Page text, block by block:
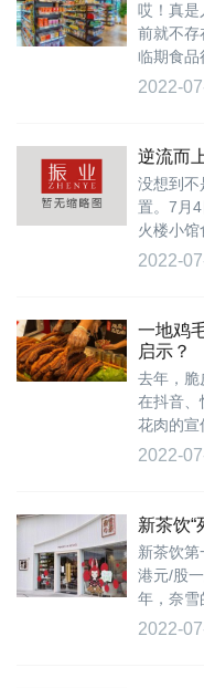
哎！真是
前就不存
临期食品
5条视频
2022-
逆流而
没想到不
置。7月
火楼小
者，听说
2022-
一地鸡
启示？
去年，脆
在抖音、
花肉的宣
可能都安
2022-
新茶饮“
新茶饮
港元/股
年，奈雪
元。 另
2022-